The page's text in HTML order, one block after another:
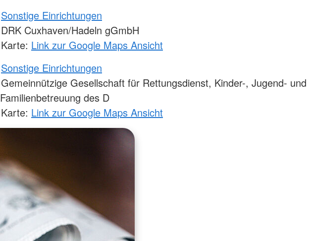
Sonstige Einrichtungen
DRK Cuxhaven/Hadeln gGmbH
Karte: Link zur Google Maps Ansicht
Sonstige Einrichtungen
Gemeinnützige Gesellschaft für Rettungsdienst, Kinder-, Jugend- und
Familienbetreuung des D
Karte: Link zur Google Maps Ansicht